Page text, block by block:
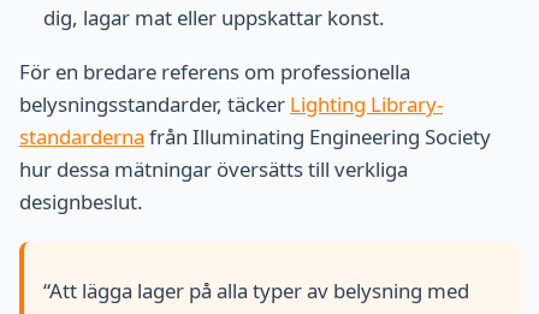
dig, lagar mat eller uppskattar konst.
För en bredare referens om professionella
belysningsstandarder, täcker Lighting Library-
standarderna från Illuminating Engineering Society
hur dessa mätningar översätts till verkliga
designbeslut.
“Att lägga lager på alla typer av belysning med